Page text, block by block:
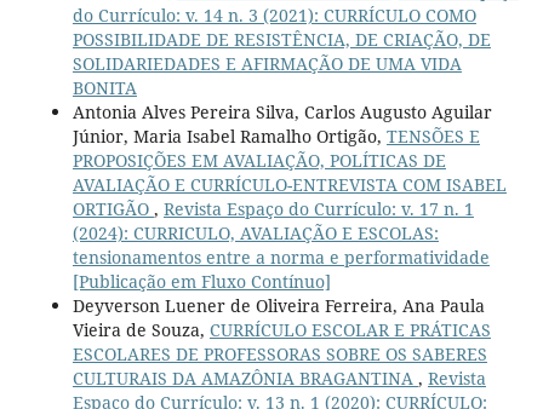
do Currículo: v. 14 n. 3 (2021): CURRÍCULO COMO
POSSIBILIDADE DE RESISTÊNCIA, DE CRIAÇÃO, DE
SOLIDARIEDADES E AFIRMAÇÃO DE UMA VIDA
BONITA
Antonia Alves Pereira Silva, Carlos Augusto Aguilar
Júnior, Maria Isabel Ramalho Ortigão, TENSÕES E
PROPOSIÇÕES EM AVALIAÇÃO, POLÍTICAS DE
AVALIAÇÃO E CURRÍCULO-ENTREVISTA COM ISABEL
ORTIGÃO , Revista Espaço do Currículo: v. 17 n. 1
(2024): CURRICULO, AVALIAÇÃO E ESCOLAS:
tensionamentos entre a norma e performatividade
[Publicação em Fluxo Contínuo]
Deyverson Luener de Oliveira Ferreira, Ana Paula
Vieira de Souza, CURRÍCULO ESCOLAR E PRÁTICAS
ESCOLARES DE PROFESSORAS SOBRE OS SABERES
CULTURAIS DA AMAZÔNIA BRAGANTINA , Revista
Espaço do Currículo: v. 13 n. 1 (2020): CURRÍCULO: